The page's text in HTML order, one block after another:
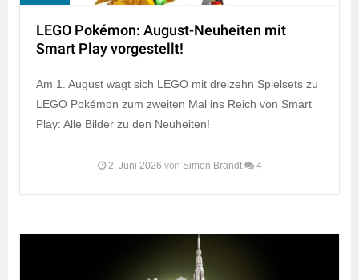
LEGO Pokémon: August-Neuheiten mit
Smart Play vorgestellt!
Am 1. August wagt sich LEGO mit dreizehn Spielsets zu
LEGO Pokémon zum zweiten Mal ins Reich von Smart
Play: Alle Bilder zu den Neuheiten!
2. Juni 2026 von Simon Brandt 4